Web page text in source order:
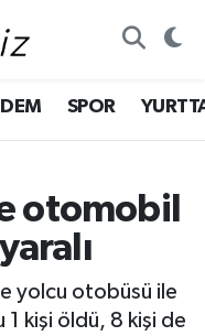
SPOR
otomobil
yolcu otobüsü ile
1 kişi öldü, 8 kişi de
Fikstür